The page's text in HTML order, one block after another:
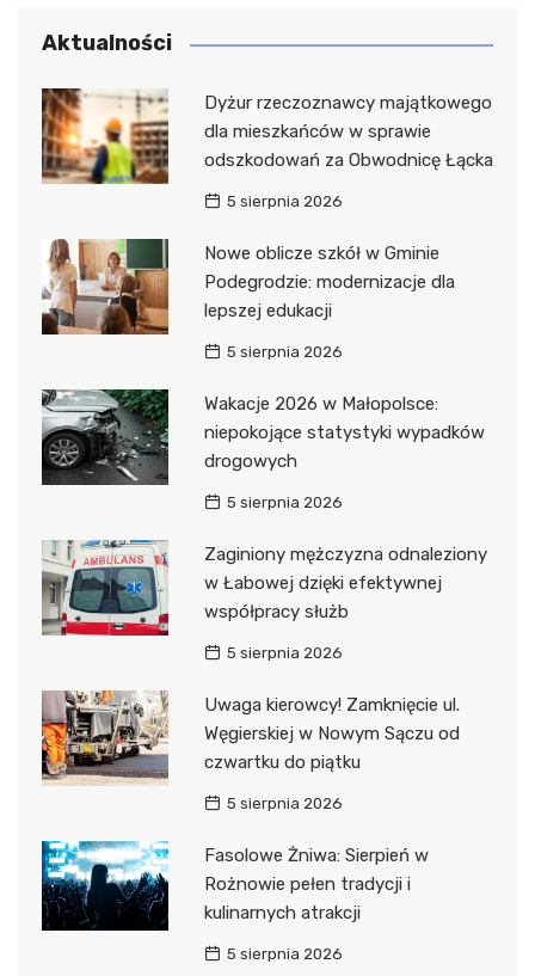
Aktualności
Dyżur rzeczoznawcy majątkowego
dla mieszkańców w sprawie
odszkodowań za Obwodnicę Łącka
5 sierpnia 2026
Nowe oblicze szkół w Gminie
Podegrodzie: modernizacje dla
lepszej edukacji
5 sierpnia 2026
Wakacje 2026 w Małopolsce:
niepokojące statystyki wypadków
drogowych
5 sierpnia 2026
Zaginiony mężczyzna odnaleziony
w Łabowej dzięki efektywnej
współpracy służb
5 sierpnia 2026
Uwaga kierowcy! Zamknięcie ul.
Węgierskiej w Nowym Sączu od
czwartku do piątku
5 sierpnia 2026
Fasolowe Żniwa: Sierpień w
Rożnowie pełen tradycji i
kulinarnych atrakcji
5 sierpnia 2026